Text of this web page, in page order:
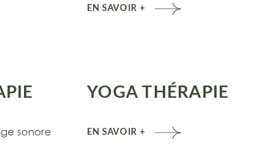
EN SAVOIR +
sonore
YOGA THÉRAPIE
EN SAVOIR +